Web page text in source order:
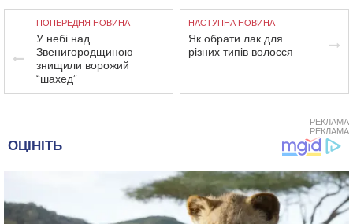
ПОПЕРЕДНЯ НОВИНА
У небі над
Звенигородщиною
знищили ворожий
“шахед”
НАСТУПНА НОВИНА
Як обрати лак для
різних типів волосся
РЕКЛАМА
РЕКЛАМА